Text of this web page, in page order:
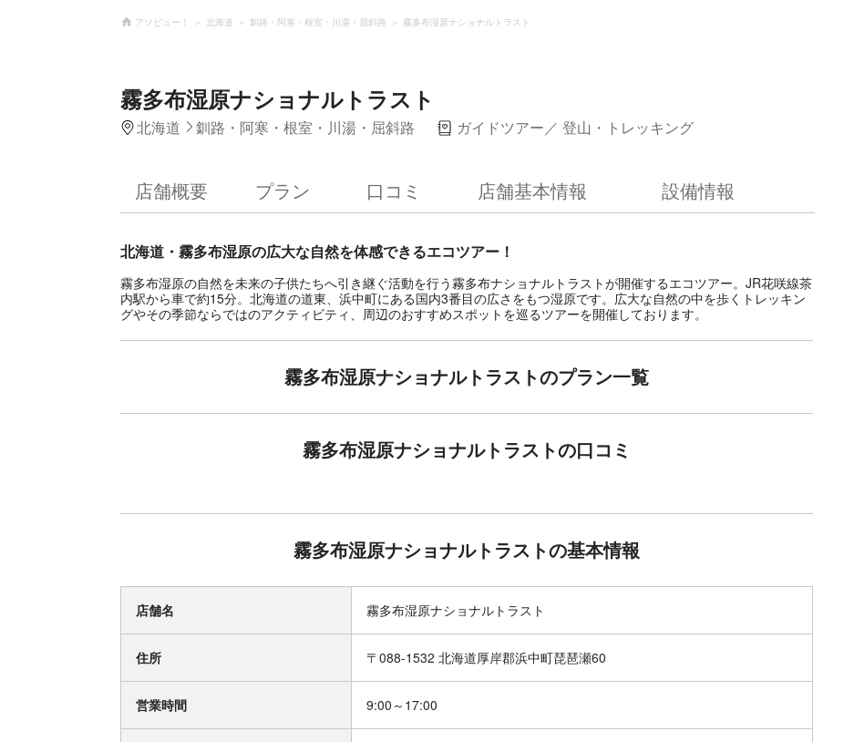
アソビュー！ 北海道 釧路・阿寒・根室・川湯・屈斜路 霧多布湿原ナショナルトラスト
霧多布湿原ナショナルトラスト
北海道 釧路・阿寒・根室・川湯・屈斜路 ガイドツアー 登山・トレッキング
店舗概要 プラン 口コミ 店舗基本情報 設備情報
北海道・霧多布湿原の広大な自然を体感できるエコツアー！
霧多布湿原の自然を未来の子供たちへ引き継ぐ活動を行う霧多布ナショナルトラストが開催するエコツアー。JR花咲線茶
内駅から車で約15分。北海道の道東、浜中町にある国内3番目の広さをもつ湿原です。広大な自然の中を歩くトレッキン
グやその季節ならではのアクティビティ、周辺のおすすめスポットを巡るツアーを開催しております。
霧多布湿原ナショナルトラストのプラン一覧
霧多布湿原ナショナルトラストの口コミ
霧多布湿原ナショナルトラストの基本情報
店舗名 霧多布湿原ナショナルトラスト
住所 〒088-1532 北海道厚岸郡浜中町琵琶瀬60
営業時間 9:00～17:00